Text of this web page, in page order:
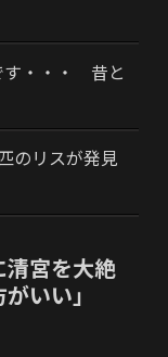
す・・・ 昔と
のリスが発見
宮を大絶
いい」